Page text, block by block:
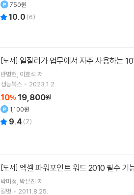
750원
10.0 (6)
[도서] 일잘러가 업무에서 자주 사용하는
반병현 이효석 저
생능북스
2023.1.2.
10% 19,800원
1,100원
9.4 (7)
[도서] 엑셀 파워포인트 워드 2010 필수 기
박미정 박은진 저
길벗
2011.8.25.